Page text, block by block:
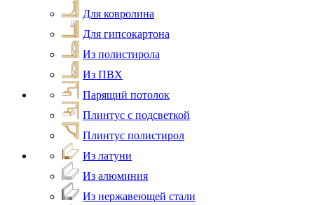
Для ковролина
Для гипсокартона
Из полистирола
Из ПВХ
Парящий потолок
Плинтус с подсветкой
Плинтус полистирол
Из латуни
Из алюминия
Из нержавеющей стали